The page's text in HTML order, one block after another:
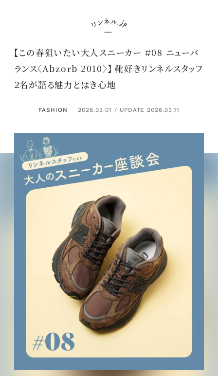
【この春狙いたい大人スニーカー ＃08 ニューバ
ランス〈Abzorb 2010〉】 靴好きリンネルスタッフ
２名が語る魅力とはき心地
FASHION ： 2026.03.01 / UPDATE 2026.03.11